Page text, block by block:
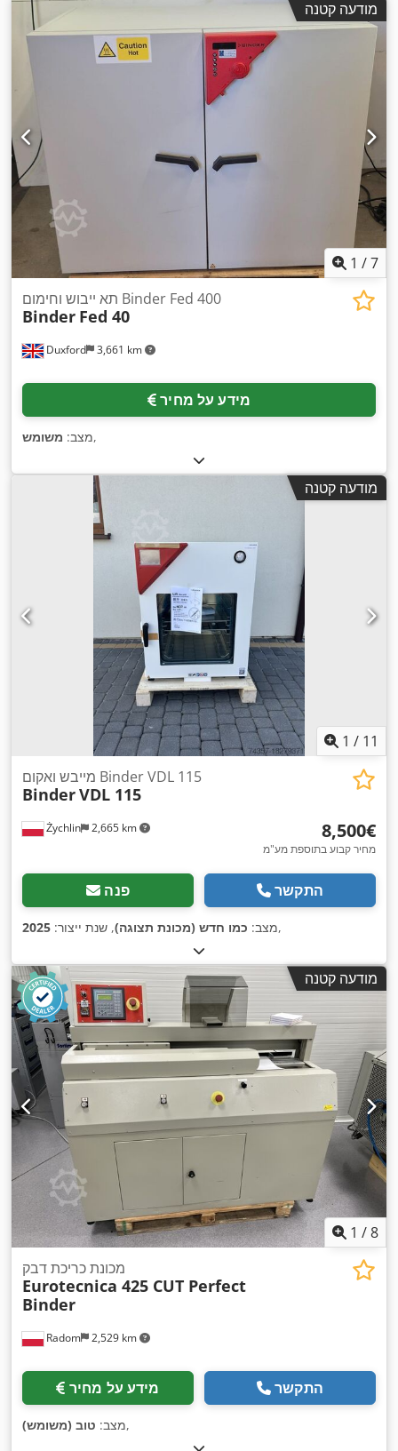
מודעה קטנה
1 /7
Duxford 3,661 km
תא ייבוש וחימום Binder Fed 400
Binder Fed 40
מידע על מחיר
מצב: משומש ,
מודעה קטנה
1 / 11
Żychlin 2,665 km
מייבש ואקום Binder VDL 115
BinderVDL 115
‏8,500 ‏€
מחיר קבוע בתוספת מע"מ
פנה התקשר
מצב: כמו חדש (מכונת תצוגה), שנת ייצור: 2025 ,
מודעה קטנה
1 /8
Radom 2,529 km
מכונת כריכת דבק
Eurotecnica 425 CUT Perfect
Binder
מידע על מחיר התקשר
מצב: טוב (משומש) ,